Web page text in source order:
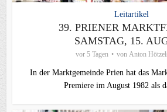
Leitartikel
39. PRIENER
SAMSTAG, 15.
vor 5 Tagen von Anton
In der Marktgemeinde Prien hat das
Premiere im August 1982 als